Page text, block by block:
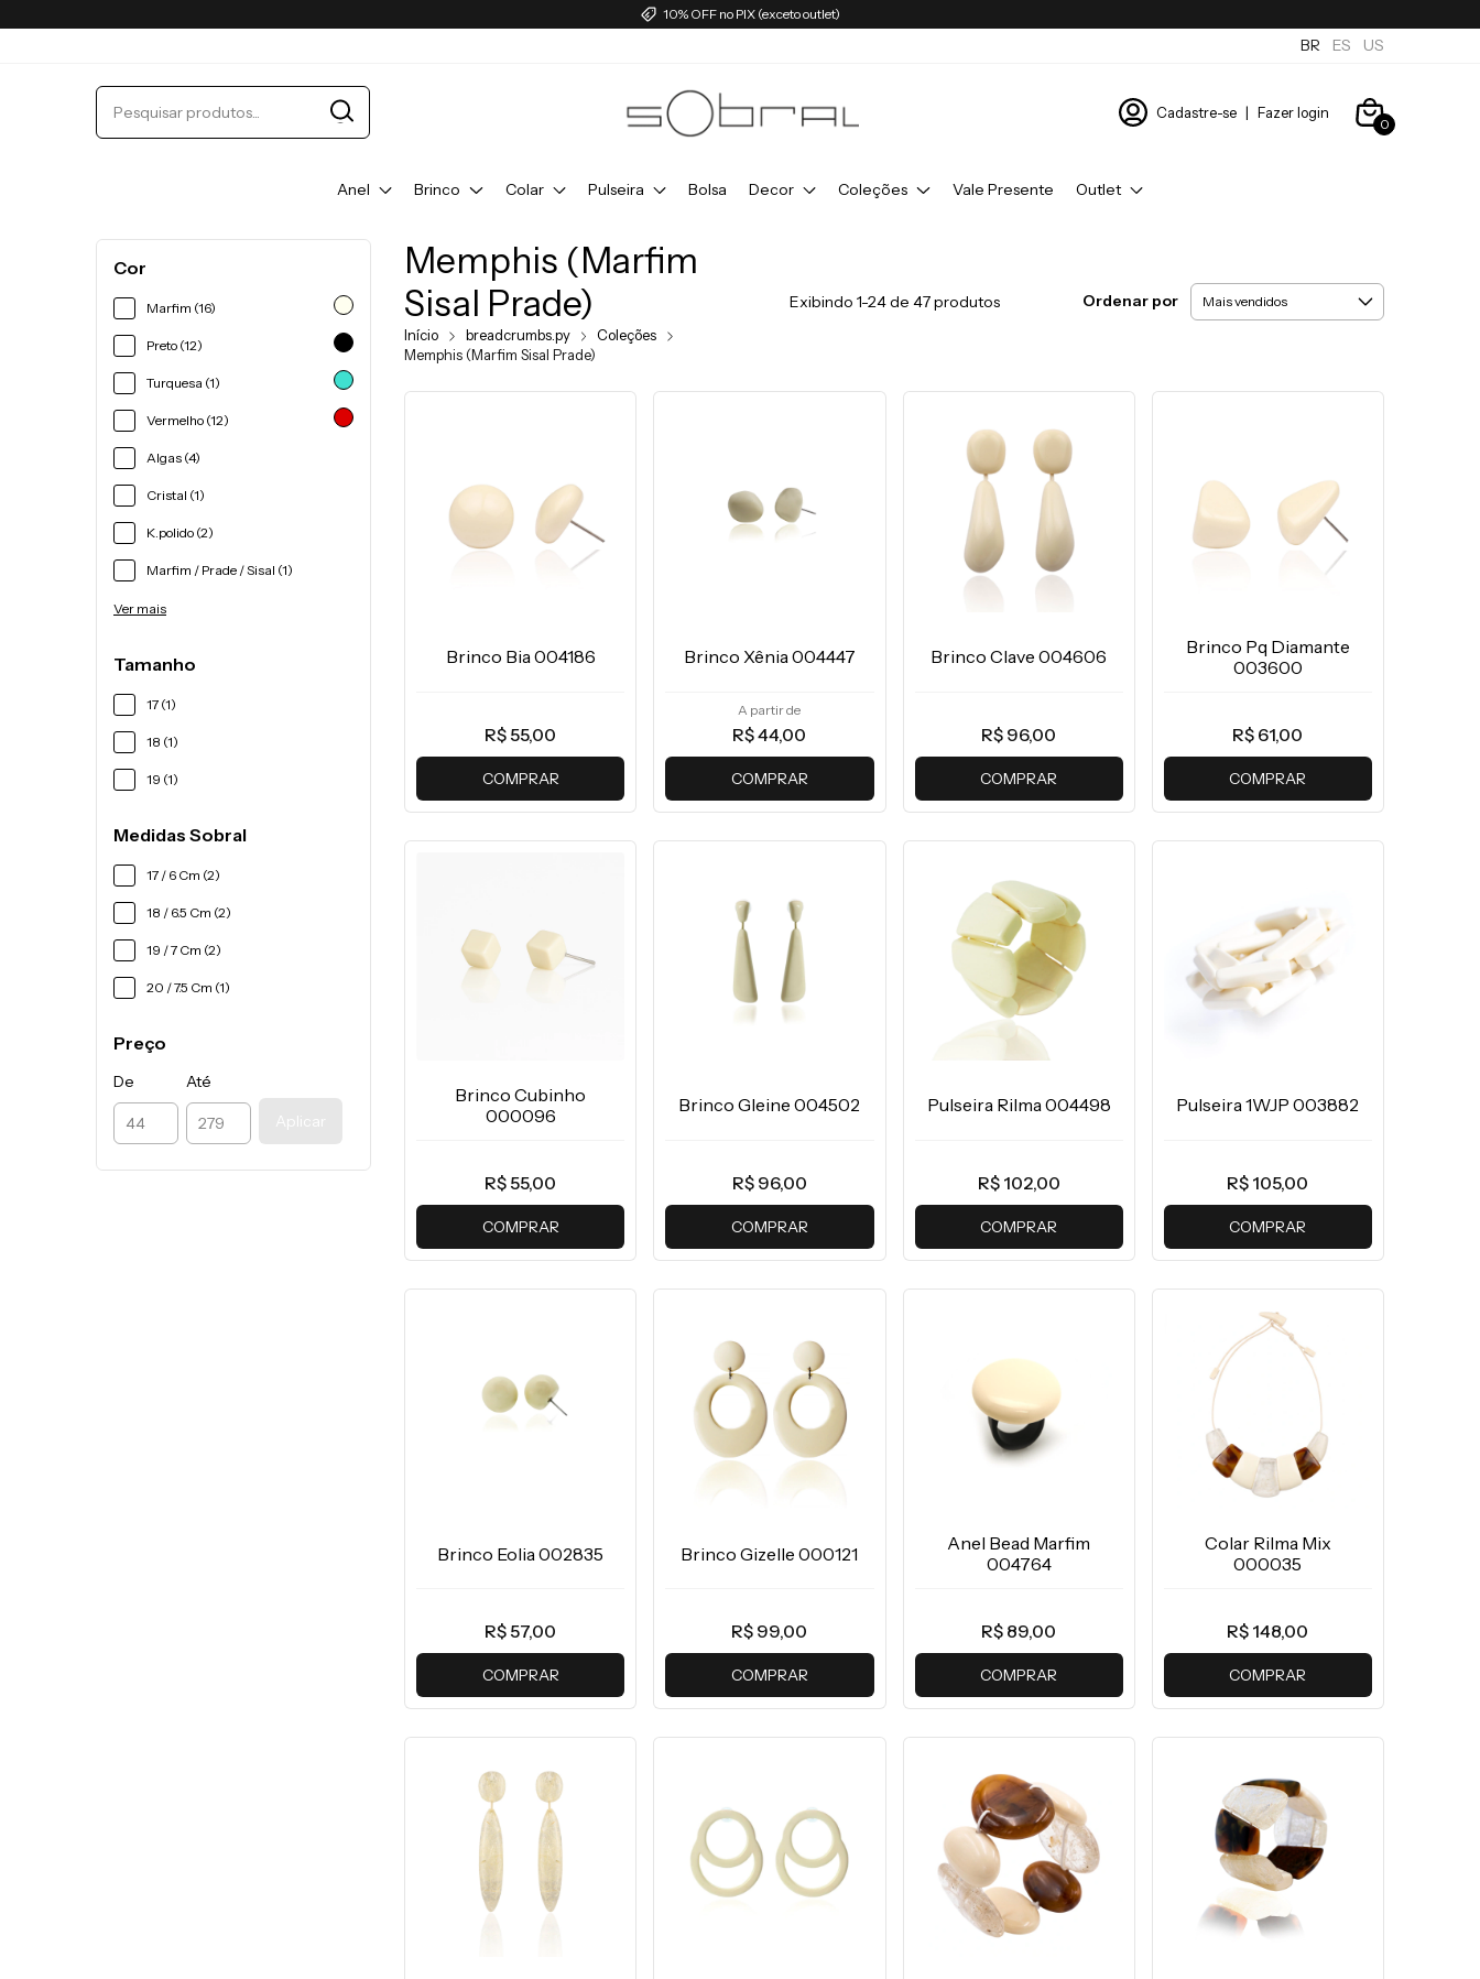
10% OFF no PIX (exceto outlet)
BR ES US
Cadastre-se | Fazer login
0
Anel Brinco Colar Pulseira Bolsa Decor Coleções Vale Presente Outlet
Cor
Marfim (16)
Preto (12)
Turquesa (1)
Vermelho (12)
Algas (4)
Cristal (1)
K.polido (2)
Marfim / Prade / Sisal (1)
Ver mais
Tamanho
17 (1)
18 (1)
19 (1)
Medidas Sobral
17 / 6 Cm (2)
18 / 6.5 Cm (2)
19 / 7 Cm (2)
20 / 7.5 Cm (1)
Preço
De
Até
Aplicar
Memphis (Marfim
Sisal Prade)
Início breadcrumbs.py
Coleções
Memphis (Marfim Sisal Prade)
Exibindo 1-24 de 47 produtos Ordenar por
Brinco Bia 004186
R$ 55,00
COMPRAR
Brinco Xênia 004447
A partir de
R$ 44,00
COMPRAR
Brinco Clave 004606
R$ 96,00
COMPRAR
Brinco Pq Diamante
003600
R$ 61,00
COMPRAR
Brinco Cubinho
000096
R$ 55,00
COMPRAR
Brinco Gleine 004502
R$ 96,00
COMPRAR
Pulseira Rilma 004498
R$ 102,00
COMPRAR
Pulseira 1WJP 003882
R$ 105,00
COMPRAR
Brinco Eolia 002835
R$ 57,00
COMPRAR
Brinco Gizelle 000121
R$ 99,00
COMPRAR
Anel Bead Marfim
004764
R$ 89,00
COMPRAR
Colar Rilma Mix
000035
R$ 148,00
COMPRAR